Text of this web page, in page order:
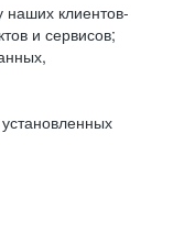
наших клиентов-
и сервисов;